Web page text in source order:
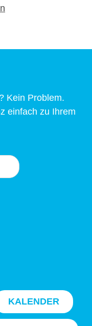
KALENDER
Kein Problem.
einfach zu Ihrem